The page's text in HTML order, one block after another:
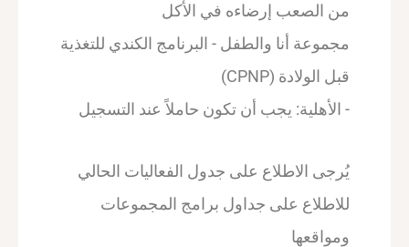
من الصعب إرضاءه في الأكل
مجموعة أنا والطفل - البرنامج الكندي للتغذية
قبل الولادة (CPNP)
- الأهلية: يجب أن تكون حاملاً عند التسجيل
يُرجى الاطلاع على جدول الفعاليات الحالي
للاطلاع على جداول برامج المجموعات
ومواقعها